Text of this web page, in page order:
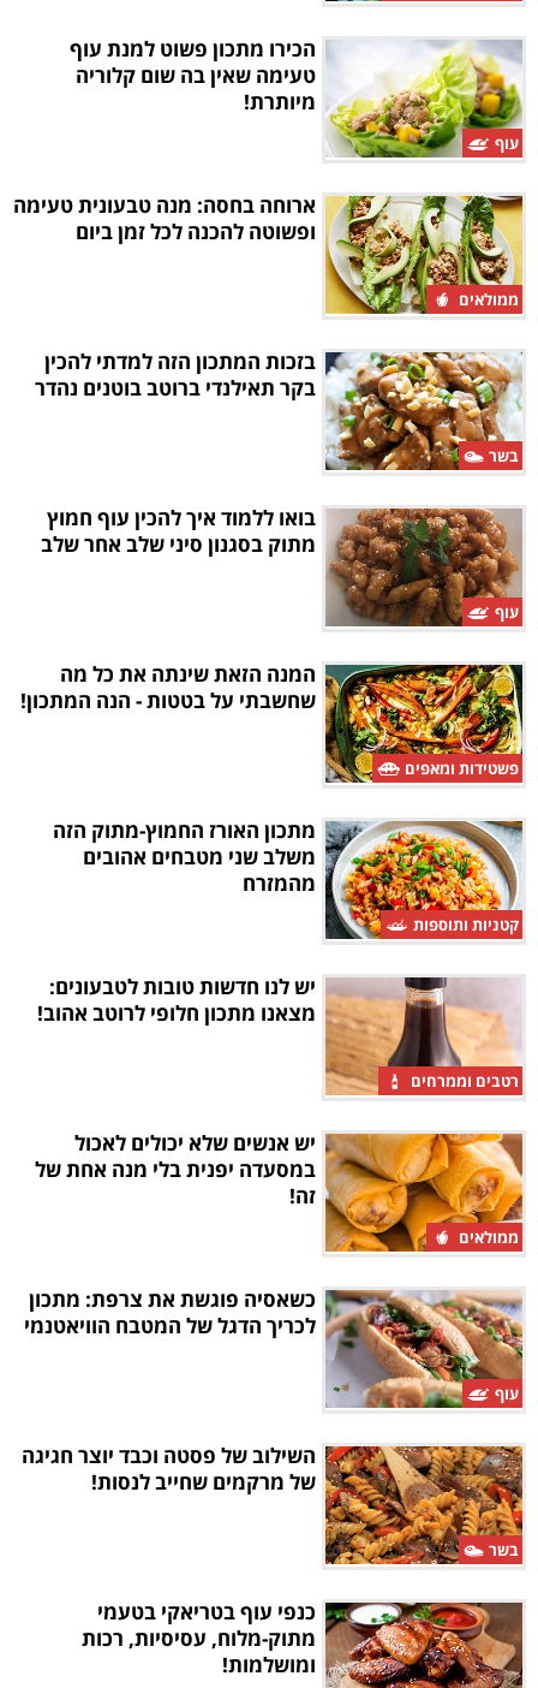
עוף
הכירו מתכון פשוט למנת עוף
טעימה שאין בה שום קלוריה
מיותרת!
ממולאים
ארוחה בחסה: מנה טבעונית טעימה
ופשוטה להכנה לכל זמן ביום
בשר
בזכות המתכון הזה למדתי להכין
בקר תאילנדי ברוטב בוטנים נהדר
עוף
בואו ללמוד איך להכין עוף חמוץ
מתוק בסגנון סיני שלב אחר שלב
פשטידות ומאפים
המנה הזאת שינתה את כל מה
שחשבתי על בטטות - הנה המתכון!
קטניות ותוספות
מתכון האורז החמוץ-מתוק הזה
משלב שני מטבחים אהובים
מהמזרח
רטבים וממרחים
יש לנו חדשות טובות לטבעונים:
מצאנו מתכון חלופי לרוטב אהוב!
ממולאים
יש אנשים שלא יכולים לאכול
במסעדה יפנית בלי מנה אחת של
זה!
עוף
כשאסיה פוגשת את צרפת: מתכון
לכריך הדגל של המטבח הוויאטנמי
בשר
השילוב של פסטה וכבד יוצר חגיגה
של מרקמים שחייב לנסות!
כנפי עוף בטריאקי בטעמי
מתוק-מלוח, עסיסיות, רכות
ומושלמות!